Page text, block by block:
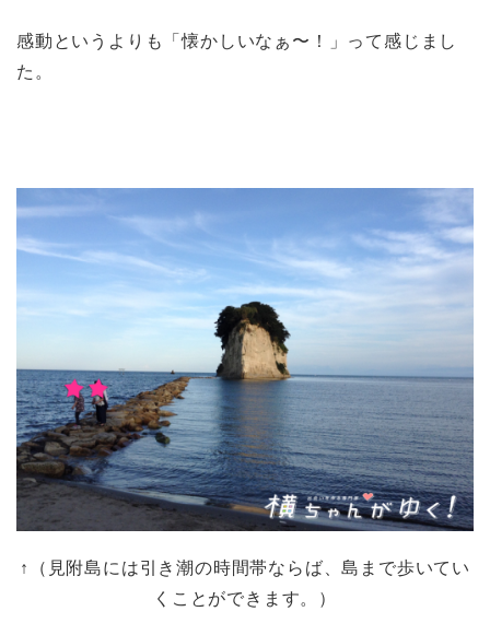
感動というよりも「懐かしいなぁ〜！」って感じまし
た。
↑（見附島には引き潮の時間帯ならば、島まで歩いてい
くことができます。）